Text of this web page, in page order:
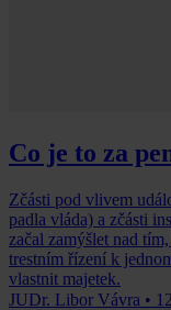
Co je to za
Zčásti pod vlivem
padla vláda) a zčásti
začal zamýšlet nad
trestním řízení k
vlastnit majetek.
JUDr. Libor Vávra •